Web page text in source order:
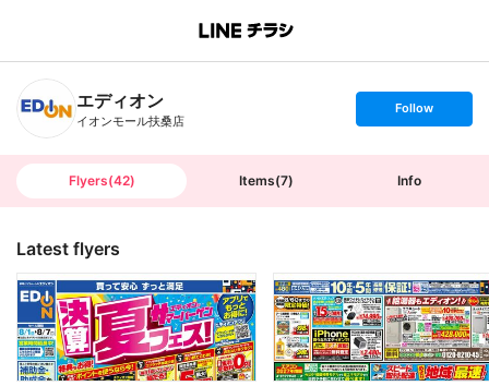
B
n
c
h
T
エディオン
イオンモール扶桑店
s
t
o
Follow
Flyers(42) Items(7) Info
Latest flyers